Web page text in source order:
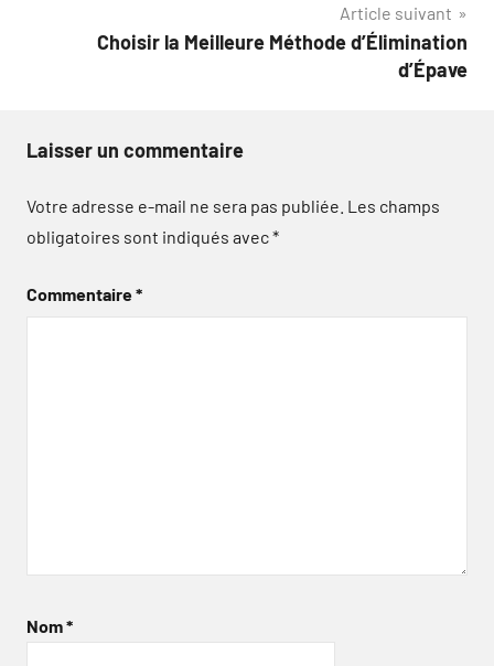
Article suivant
Choisir la Meilleure Méthode d’Élimination
d’Épave
Laisser un commentaire
Votre adresse e-mail ne sera pas publiée. Les champs
obligatoires sont indiqués avec*
Commentaire*
Nom*